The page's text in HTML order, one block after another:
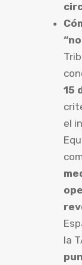
15
el
la